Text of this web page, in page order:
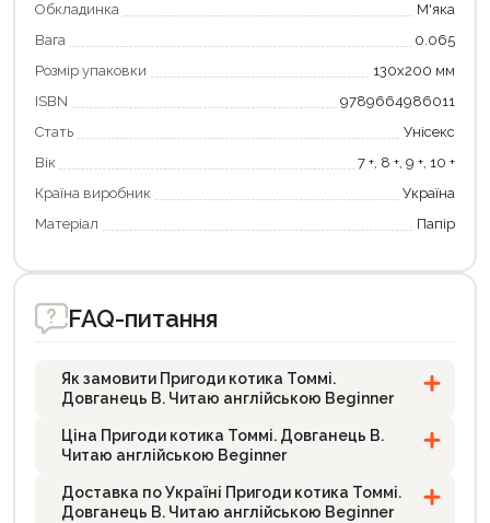
Обкладинка
М'яка
Вага
0.065
Розмір упаковки
130х200 мм
ISBN
9789664986011
Стать
Унісекс
Вік
7 +, 8 +, 9 +, 10 +
Країна виробник
Україна
Матеріал
Папір
FAQ-питання
Як замовити Пригоди котика Томмі.
Довганець В. Читаю англійською Beginner
Ціна Пригоди котика Томмі. Довганець В.
Читаю англійською Beginner
Доставка по Україні Пригоди котика Томмі.
Довганець В. Читаю англійською Beginner